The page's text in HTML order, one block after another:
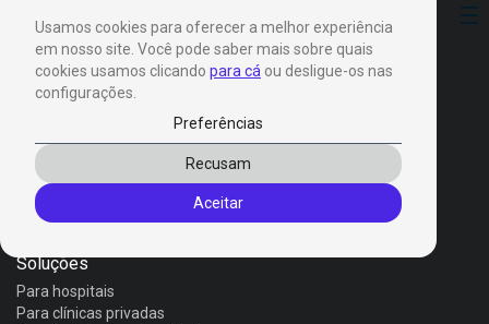
Usamos cookies para oferecer a melhor experiência
em nosso site. Você pode saber mais sobre quais
cookies usamos clicando para cá ou desligue-os nas
configurações.
Preferências
Recusam
Aceitar
Invox Dictation
Invox Genesis
Soluções
Para hospitais
Para clínicas privadas